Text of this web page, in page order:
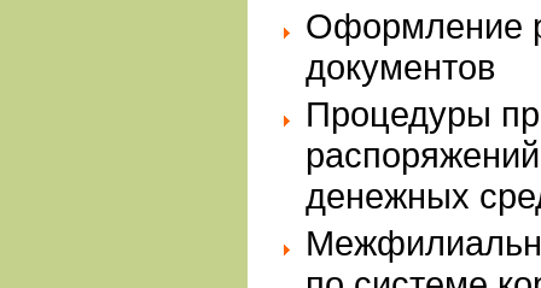
Оформление
документов
Процедуры
денежных